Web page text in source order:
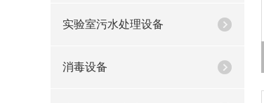
实验室污水处理设备
消毒设备